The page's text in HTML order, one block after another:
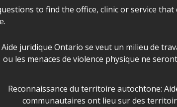
to find the office, clinic or service that
Déclaration sur la sécurité dans les
Aide juridique Ontario se veut un milieu de
ou les menaces de violence physique ne
Legal Aid Ontario land acknowledgement
Reconnaissance du territoire autochtone:
communautaires ont lieu sur des